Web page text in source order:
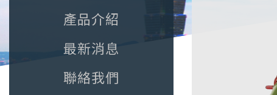
產品介紹
最新消息
聯絡我們